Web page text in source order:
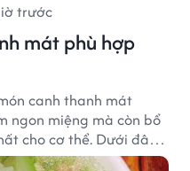
trước
mát phù hợp
canh thanh mát
ngon miệng mà còn bổ
cho cơ thể. Dưới đây
dễ nấu, phù hợp cho cả